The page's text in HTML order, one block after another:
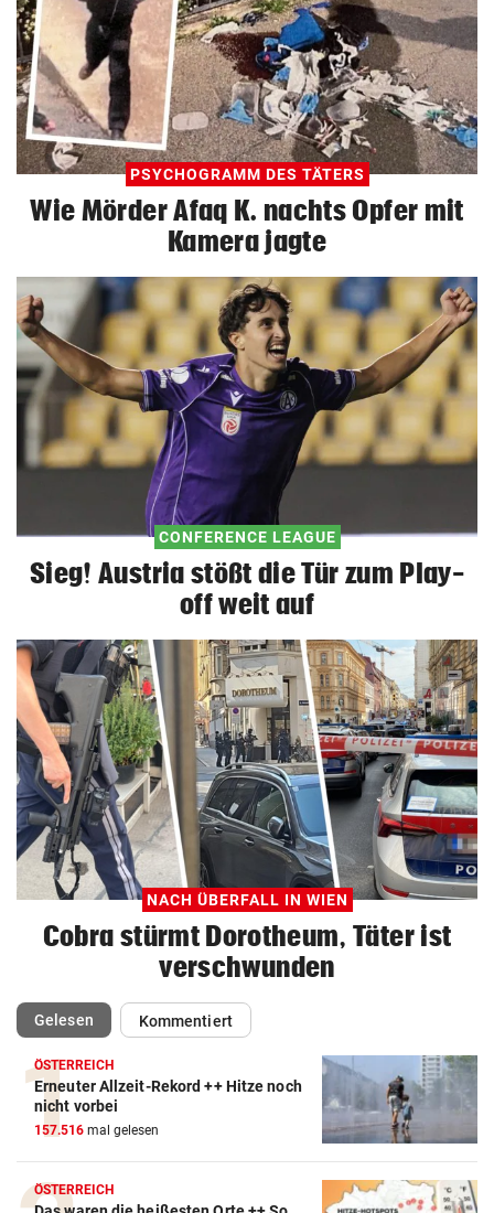
PSYCHOGRAMM DES TÄTERS
Wie Mörder Afaq K. nachts Opfer mit
Kamera jagte
CONFERENCE LEAGUE
Sieg! Austria stößt die Tür zum Play-
off weit auf
NACH ÜBERFALL IN WIEN
Cobra stürmt Dorotheum, Täter ist
verschwunden
Gelesen(ausgewählt)Kommentiert
ÖSTERREICH
Erneuter Allzeit-Rekord ++ Hitze noch
nicht vorbei
157.516 mal gelesen
ÖSTERREICH